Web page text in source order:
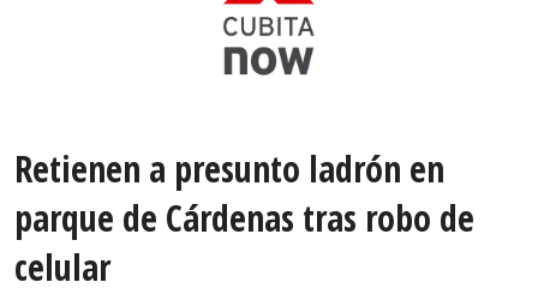
Retienen a presunto ladrón en
parque de Cárdenas tras robo de
celular